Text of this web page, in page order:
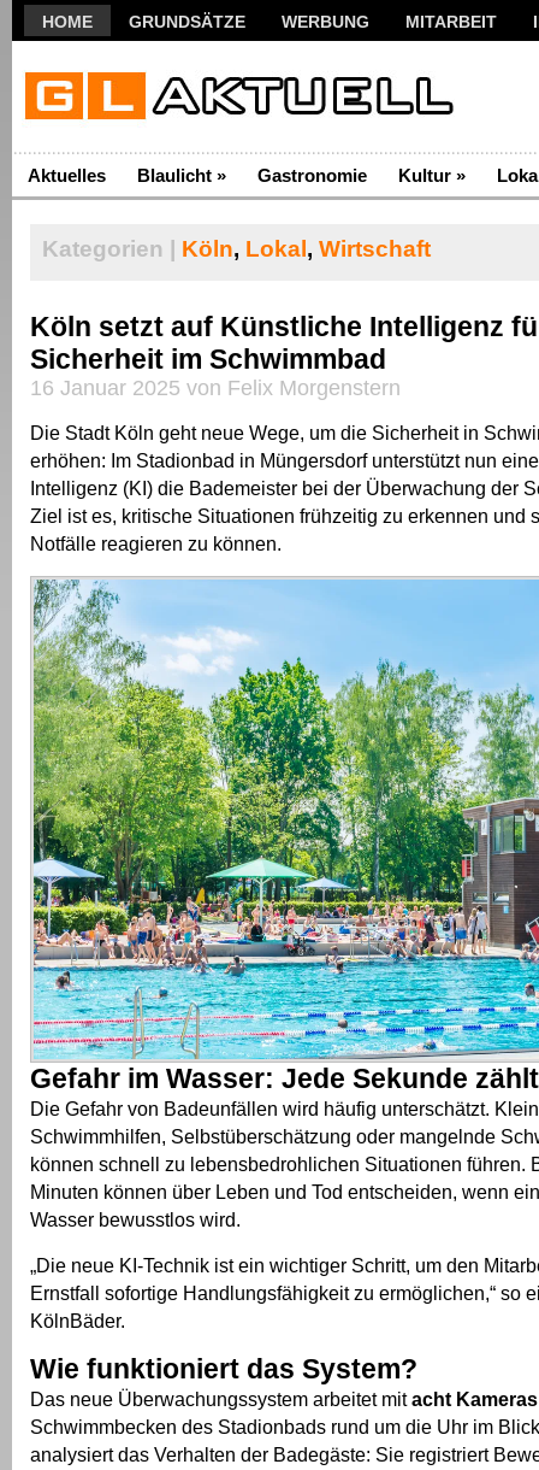
HOME GRUNDSÄTZE WERBUNG MITARBEIT
Aktuelles Blaulicht » Gastronomie Kultur »
Kategorien | Köln, Lokal , Wirtschaft
Köln setzt auf Künstliche Intelligenz
Sicherheit im Schwimmbad
16 Januar 2025 von Felix Morgenstern
Die Stadt Köln geht neue Wege, um die Sicherheit in
erhöhen: Im Stadionbad in Müngersdorf unterstützt nun
Intelligenz (KI) die Bademeister bei der Überwachung der
Ziel ist es, kritische Situationen frühzeitig zu erkennen und
Notfälle reagieren zu können.
Gefahr im Wasser: Jede Sekunde zählt
Die Gefahr von Badeunfällen wird häufig unterschätzt.
Schwimmhilfen, Selbstüberschätzung oder mangelnde
können schnell zu lebensbedrohlichen Situationen führen.
Minuten können über Leben und Tod entscheiden, wenn
Wasser bewusstlos wird.
„Die neue KI-Technik ist ein wichtiger Schritt, um den
Ernstfall sofortige Handlungsfähigkeit zu ermöglichen,“ so
KölnBäder.
Wie funktioniert das System?
Das neue Überwachungssystem arbeitet mitacht Kameras
Schwimmbecken des Stadionbads rund um die Uhr im
analysiert das Verhalten der Badegäste: Sie registriert